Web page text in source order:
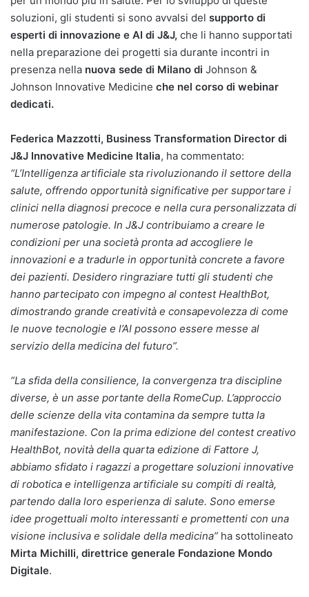
soluzioni, gli studenti si sono avvalsi del supporto di
esperti di innovazione e AI di J&J, che li hanno supportati
nella preparazione dei progetti sia durante incontri in
presenza nella nuova sede di Milano di Johnson &
Johnson Innovative Medicine che nel corso di webinar
dedicati.
Federica Mazzotti, Business Transformation Director di
J&J Innovative Medicine Italia, ha commentato:
“L’Intelligenza artificiale sta rivoluzionando il settore della
salute, offrendo opportunità significative per supportare i
clinici nella diagnosi precoce e nella cura personalizzata di
numerose patologie. In J&J contribuiamo a creare le
condizioni per una società pronta ad accogliere le
innovazioni e a tradurle in opportunità concrete a favore
dei pazienti. Desidero ringraziare tutti gli studenti che
hanno partecipato con impegno al contest HealthBot,
dimostrando grande creatività e consapevolezza di come
le nuove tecnologie e l’AI possono essere messe al
servizio della medicina del futuro”.
“La sfida della consilience, la convergenza tra discipline
diverse, è un asse portante della RomeCup. L’approccio
delle scienze della vita contamina da sempre tutta la
manifestazione. Con la prima edizione del contest creativo
HealthBot, novità della quarta edizione di Fattore J,
abbiamo sfidato i ragazzi a progettare soluzioni innovative
di robotica e intelligenza artificiale su compiti di realtà,
partendo dalla loro esperienza di salute. Sono emerse
idee progettuali molto interessanti e promettenti con una
visione inclusiva e solidale della medicina” ha sottolineato
Mirta Michilli, direttrice generale Fondazione Mondo
Digitale.